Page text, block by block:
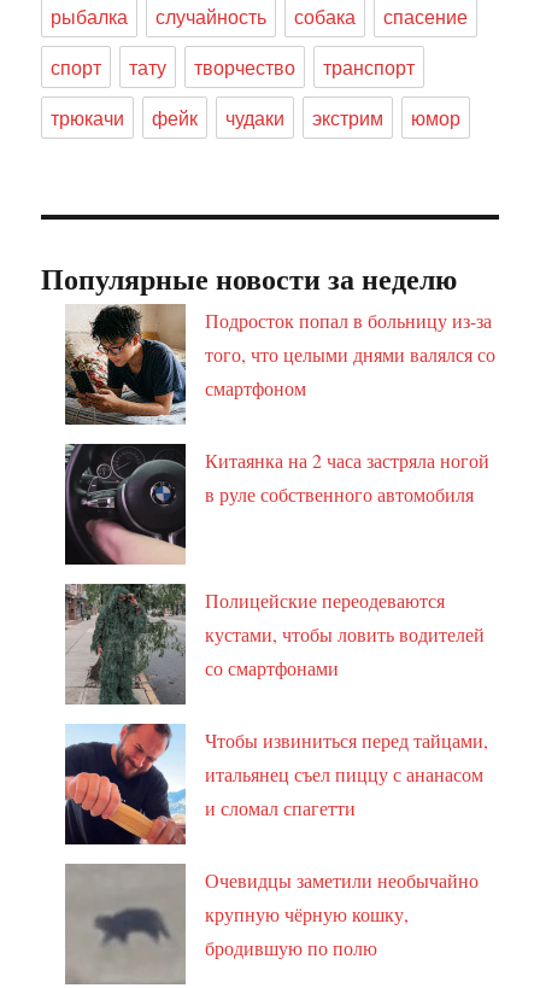
рыбалка
случайность собака
спасение
спорт
тату творчество
транспорт
трюкачи
фейк чудаки экстрим юмор
Популярные новости за неделю
Подросток попал в больницу из-за
того, что целыми днями валялся со
смартфоном
Китаянка на 2 часа застряла ногой
в руле собственного автомобиля
Полицейские переодеваются
кустами, чтобы ловить водителей
со смартфонами
Чтобы извиниться перед тайцами,
итальянец съел пиццу с ананасом
и сломал спагетти
Очевидцы заметили необычайно
крупную чёрную кошку,
бродившую по полю